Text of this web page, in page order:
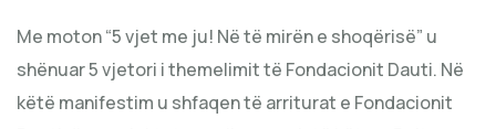
Me moton “5 vjet me ju! Në të mirën e shoqërisë” u
shënuar 5 vjetori i themelimit të Fondacionit Dauti. Në
këtë manifestim u shfaqen të arriturat e Fondacionit